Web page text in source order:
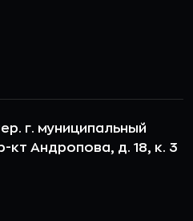
г. муниципальный
кт Андропова, д. 18, к. 3